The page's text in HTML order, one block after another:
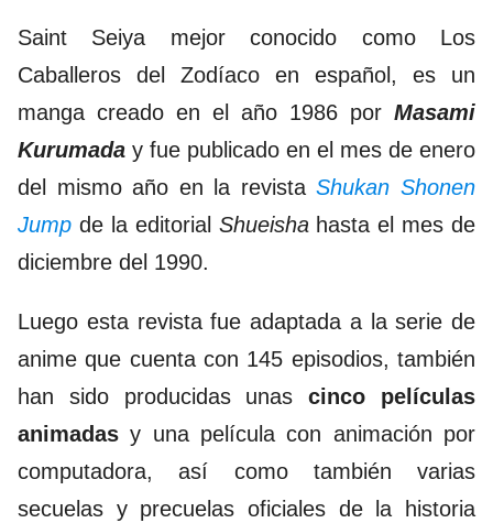
Saint Seiya mejor conocido como Los
Caballeros del Zodíaco en español, es un
manga creado en el año 1986 por Masami
Kurumada y fue publicado en el mes de enero
del mismo año en la revistaShukan Shonen
Jump de la editorial Shueishahasta el mes de
diciembre del 1990.
Luego esta revista fue adaptada a la serie de
anime que cuenta con 145 episodios, también
han sido producidas unascinco películas
animadas y una película con animación por
computadora, así como también varias
secuelas y precuelas oficiales de la historia